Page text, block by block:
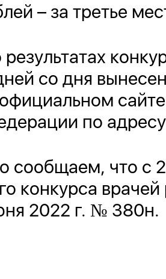
– за третье
со дня
по
сообщаем, что с
конкурса
2022 г. № 380н.